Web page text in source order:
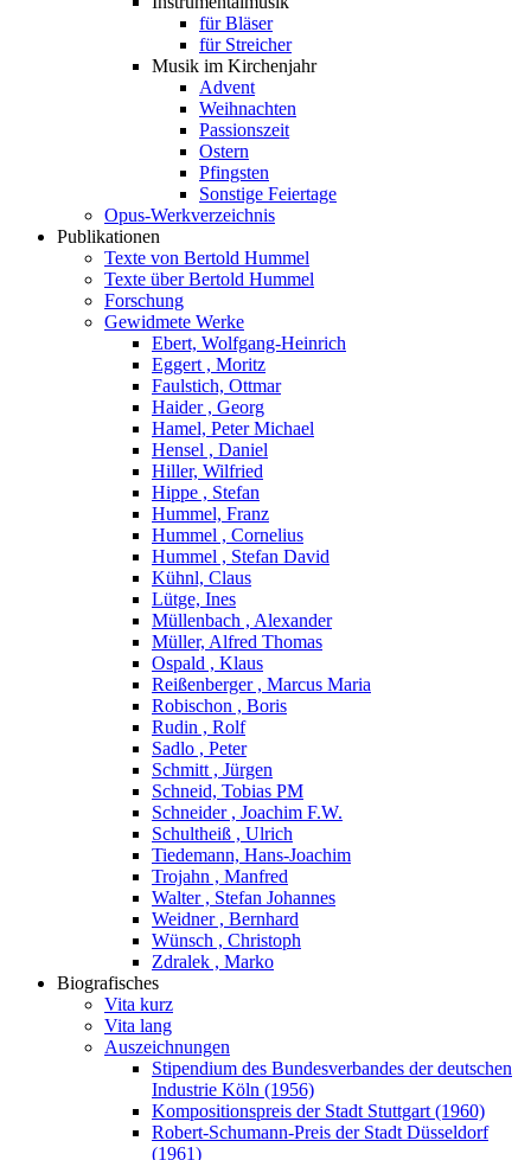
für Bläser
für Streicher
Musik im Kirchenjahr
Advent
Weihnachten
Passionszeit
Ostern
Pfingsten
Sonstige Feiertage
Opus-Werkverzeichnis
Publikationen
Texte von Bertold Hummel
Texte über Bertold Hummel
Forschung
Gewidmete Werke
Ebert, Wolfgang-Heinrich
Eggert , Moritz
Faulstich, Ottmar
Haider , Georg
Hamel, Peter Michael
Hensel , Daniel
Hiller, Wilfried
Hippe , Stefan
Hummel, Franz
Hummel , Cornelius
Hummel , Stefan David
Kühnl, Claus
Lütge, Ines
Müllenbach , Alexander
Müller, Alfred Thomas
Ospald , Klaus
Reißenberger , Marcus Maria
Robischon , Boris
Rudin , Rolf
Sadlo , Peter
Schmitt , Jürgen
Schneid, Tobias PM
Schneider , Joachim F.W.
Schultheiß , Ulrich
Tiedemann, Hans-Joachim
Trojahn , Manfred
Walter , Stefan Johannes
Weidner , Bernhard
Wünsch , Christoph
Zdralek , Marko
Biografisches
Vita kurz
Vita lang
Auszeichnungen
Stipendium des Bundesverbandes der deutschen
Industrie Köln (1956)
Kompositionspreis der Stadt Stuttgart (1960)
Robert-Schumann-Preis der Stadt Düsseldorf
(1961)